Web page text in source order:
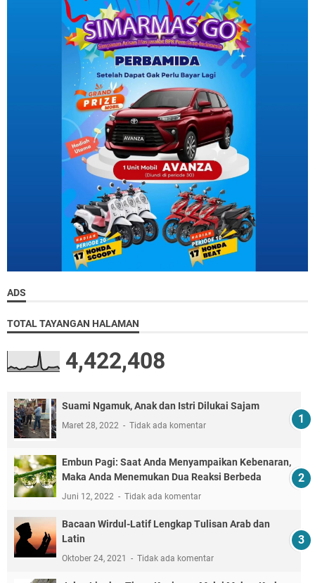
ADS
TOTAL TAYANGAN HALAMAN
4,422,408
Suami Ngamuk, Anak dan Istri Dilukai Sajam
Maret 28, 2022 Tidak ada komentar
Embun Pagi: Saat Anda Menyampaikan Kebenaran,
Maka Anda Menemukan Dua Reaksi Berbeda
Juni 12, 2022 Tidak ada komentar
Bacaan Wirdul-Latif Lengkap Tulisan Arab dan
Latin
Oktober 24, 2021 Tidak ada komentar